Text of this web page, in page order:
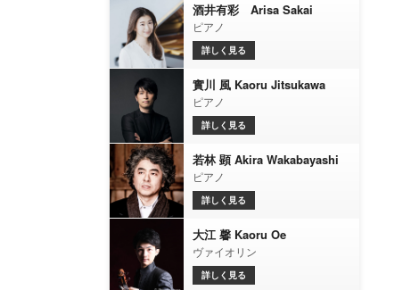
酒井有彩 Arisa Sakai
ピアノ
詳しく見る
實川 風 Kaoru Jitsukawa
ピアノ
詳しく見る
若林 顕 Akira Wakabayashi
ピアノ
詳しく見る
大江 馨 Kaoru Oe
ヴァイオリン
詳しく見る